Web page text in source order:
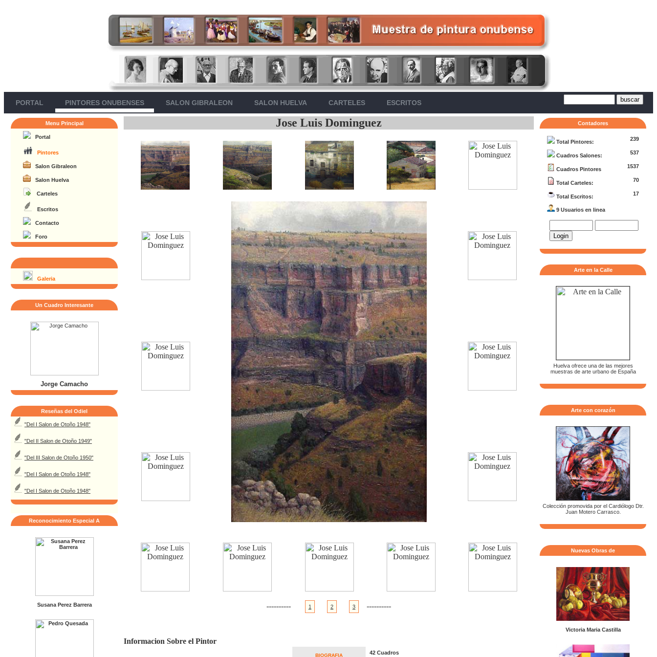
PORTAL PINTORES ONUBENSES SALON GIBRALEON SALON HUELVA CARTELES ESCRITOS
Menu Principal
Portal
Pintores
Salon Gibraleon
Salon Huelva
Carteles
Escritos
Contacto
Foro
Galeria
Un Cuadro Interesante
Jorge Camacho
Reseñas del Odiel
"Del I Salon de Otoño 1948"
"Del II Salon de Otoño 1949"
"Del III Salon de Otoño 1950"
"Del I Salon de Otoño 1948"
"Del I Salon de Otoño 1948"
Reconocimiento Especial A
Susana Perez Barrera
Jose Luis Dominguez
---------- 1 2 3 ----------
Informacion Sobre el Pintor
BIOGRAFIA 42 Cuadros
Contadores
Total Pintores: 239
Cuadros Salones: 537
Cuadros Pintores 1537
Total Carteles: 70
Total Escritos: 17
9 Usuarios en linea
Arte en la Calle
Huelva ofrece una de las mejores
muestras de arte urbano de España
Arte con corazón
Colección promovida por el Cardiólogo Dtr.
Juan Motero Carrasco.
Nuevas Obras de
Victoria Maria Castilla